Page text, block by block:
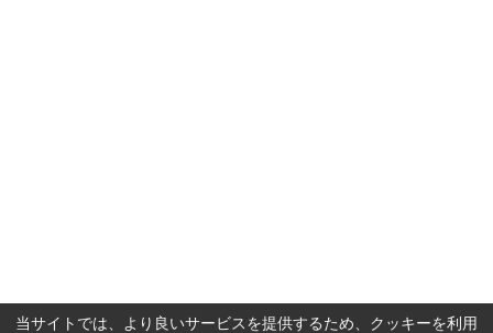
当サイトでは、より良いサービスを提供するため、クッキーを利用